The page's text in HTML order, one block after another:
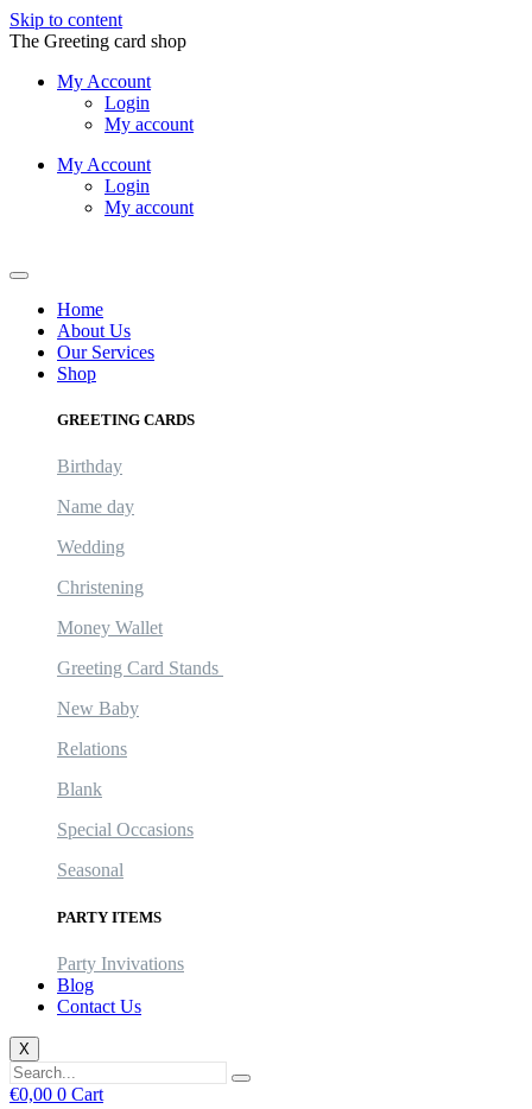
Skip to content
The Greeting card shop
My Account
Login
My account
My Account
Login
My account
Home
About Us
Our Services
Shop
GREETING CARDS
Birthday
Name day
Wedding
Christening
Money Wallet
Greeting Card Stands
New Baby
Relations
Blank
Special Occasions
Seasonal
PARTY ITEMS
Party Invivations
Blog
Contact Us
X
€0,00 0 Cart